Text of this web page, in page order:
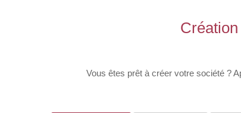
Vous êtes prêt à créer votre société ?